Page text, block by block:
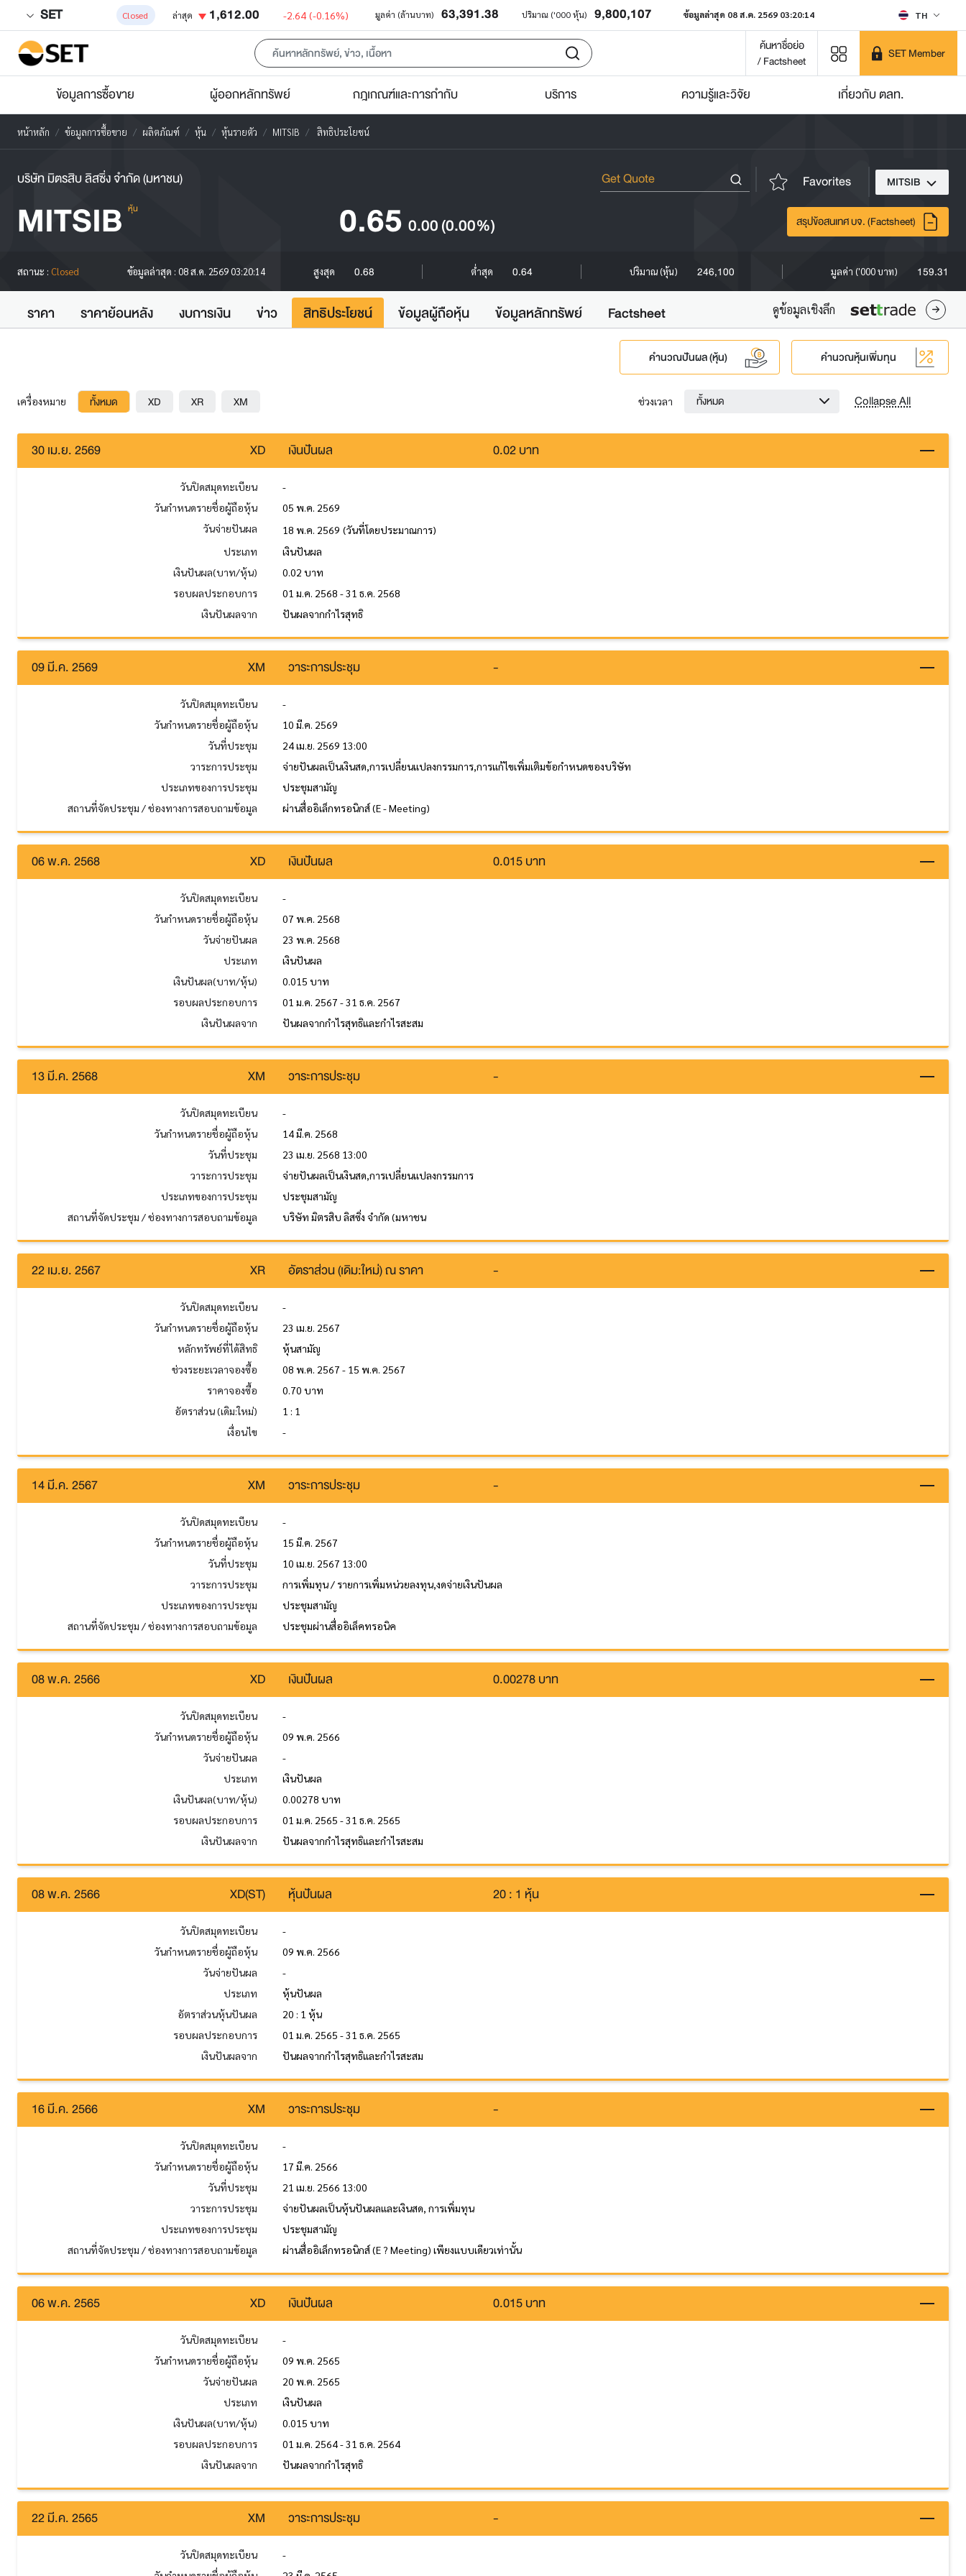
SET Closed ล่าสุด 1,612.00 -2.64 (-0.16%) มูลค่า (ล้านบาท) 63,391.38 ปริมาณ ('000 หุ้น) 9,800,107 ข้อมูลล่าสุด 08 ส.ค. 2569 03:20:14 TH
ค้นหาชื่อย่อ
/ Factsheet
SET Member
ข้อมูลการซื้อขาย ผู้ออกหลักทรัพย์ กฎเกณฑ์และการกำกับ บริการ ความรู้และวิจัย เกี่ยวกับ ตลท.
หน้าหลัก ข้อมูลการซื้อขาย ผลิตภัณฑ์ หุ้น หุ้นรายตัว MITSIB สิทธิประโยชน์
บริษัท มิตรสิบ ลิสซิ่ง จำกัด (มหาชน) Favorites MITSIB
MITSIB หุ้น 0.65 0.00(0.00%) สรุปข้อสนเทศ บจ. (Factsheet)
สถานะ : Closed ข้อมูลล่าสุด : 08 ส.ค. 2569 03:20:14 สูงสุด 0.68 ต่ำสุด 0.64 ปริมาณ (หุ้น) 246,100 มูลค่า ('000 บาท) 159.31
ราคา ราคาย้อนหลัง งบการเงิน ข่าว สิทธิประโยชน์ ข้อมูลผู้ถือหุ้น ข้อมูลหลักทรัพย์ Factsheet ดูข้อมูลเชิงลึก
คำนวณปันผล (หุ้น) คำนวณหุ้นเพิ่มทุน
เครื่องหมาย ทั้งหมด XD XR XM ช่วงเวลา ทั้งหมด Collapse All
30 เม.ย. 2569 XD เงินปันผล 0.02 บาท
วันปิดสมุดทะเบียน
-
วันกำหนดรายชื่อผู้ถือหุ้น
05 พ.ค. 2569
วันจ่ายปันผล
18 พ.ค. 2569 (วันที่โดยประมาณการ)
ประเภท
เงินปันผล
เงินปันผล(บาท/หุ้น)
0.02 บาท
รอบผลประกอบการ
01 ม.ค. 2568 - 31 ธ.ค. 2568
เงินปันผลจาก
ปันผลจากกำไรสุทธิ
09 มี.ค. 2569 XM วาระการประชุม -
วันปิดสมุดทะเบียน
-
วันกำหนดรายชื่อผู้ถือหุ้น
10 มี.ค. 2569
วันที่ประชุม
24 เม.ย. 2569 13:00
วาระการประชุม
จ่ายปันผลเป็นเงินสด,การเปลี่ยนแปลงกรรมการ,การแก้ไขเพิ่มเติมข้อกำหนดของบริษัท
ประเภทของการประชุม
ประชุมสามัญ
สถานที่จัดประชุม / ช่องทางการสอบถามข้อมูล
ผ่านสื่ออิเล็กทรอนิกส์ (E - Meeting)
06 พ.ค. 2568 XD เงินปันผล 0.015 บาท
วันปิดสมุดทะเบียน
-
วันกำหนดรายชื่อผู้ถือหุ้น
07 พ.ค. 2568
วันจ่ายปันผล
23 พ.ค. 2568
ประเภท
เงินปันผล
เงินปันผล(บาท/หุ้น)
0.015 บาท
รอบผลประกอบการ
01 ม.ค. 2567 - 31 ธ.ค. 2567
เงินปันผลจาก
ปันผลจากกำไรสุทธิและกำไรสะสม
13 มี.ค. 2568 XM วาระการประชุม -
วันปิดสมุดทะเบียน
-
วันกำหนดรายชื่อผู้ถือหุ้น
14 มี.ค. 2568
วันที่ประชุม
23 เม.ย. 2568 13:00
วาระการประชุม
จ่ายปันผลเป็นเงินสด,การเปลี่ยนแปลงกรรมการ
ประเภทของการประชุม
ประชุมสามัญ
สถานที่จัดประชุม / ช่องทางการสอบถามข้อมูล
บริษัท มิตรสิบ ลิสซิ่ง จำกัด (มหาชน
22 เม.ย. 2567 XR อัตราส่วน (เดิม:ใหม่) ณ ราคา -
วันปิดสมุดทะเบียน
-
วันกำหนดรายชื่อผู้ถือหุ้น
23 เม.ย. 2567
หลักทรัพย์ที่ได้สิทธิ
หุ้นสามัญ
ช่วงระยะเวลาจองซื้อ
08 พ.ค. 2567 - 15 พ.ค. 2567
ราคาจองซื้อ
0.70 บาท
อัตราส่วน (เดิม:ใหม่)
1 : 1
เงื่อนไข
-
14 มี.ค. 2567 XM วาระการประชุม -
วันปิดสมุดทะเบียน
-
วันกำหนดรายชื่อผู้ถือหุ้น
15 มี.ค. 2567
วันที่ประชุม
10 เม.ย. 2567 13:00
วาระการประชุม
การเพิ่มทุน / รายการเพิ่มหน่วยลงทุน,งดจ่ายเงินปันผล
ประเภทของการประชุม
ประชุมสามัญ
สถานที่จัดประชุม / ช่องทางการสอบถามข้อมูล
ประชุมผ่านสื่ออิเล็คทรอนิค
08 พ.ค. 2566 XD เงินปันผล 0.00278 บาท
วันปิดสมุดทะเบียน
-
วันกำหนดรายชื่อผู้ถือหุ้น
09 พ.ค. 2566
วันจ่ายปันผล
-
ประเภท
เงินปันผล
เงินปันผล(บาท/หุ้น)
0.00278 บาท
รอบผลประกอบการ
01 ม.ค. 2565 - 31 ธ.ค. 2565
เงินปันผลจาก
ปันผลจากกำไรสุทธิและกำไรสะสม
08 พ.ค. 2566 XD(ST) หุ้นปันผล 20 : 1 หุ้น
วันปิดสมุดทะเบียน
-
วันกำหนดรายชื่อผู้ถือหุ้น
09 พ.ค. 2566
วันจ่ายปันผล
-
ประเภท
หุ้นปันผล
อัตราส่วนหุ้นปันผล
20 : 1 หุ้น
รอบผลประกอบการ
01 ม.ค. 2565 - 31 ธ.ค. 2565
เงินปันผลจาก
ปันผลจากกำไรสุทธิและกำไรสะสม
16 มี.ค. 2566 XM วาระการประชุม -
วันปิดสมุดทะเบียน
-
วันกำหนดรายชื่อผู้ถือหุ้น
17 มี.ค. 2566
วันที่ประชุม
21 เม.ย. 2566 13:00
วาระการประชุม
จ่ายปันผลเป็นหุ้นปันผลและเงินสด, การเพิ่มทุน
ประเภทของการประชุม
ประชุมสามัญ
สถานที่จัดประชุม / ช่องทางการสอบถามข้อมูล
ผ่านสื่ออิเล็กทรอนิกส์ (E ? Meeting) เพียงแบบเดียวเท่านั้น
06 พ.ค. 2565 XD เงินปันผล 0.015 บาท
วันปิดสมุดทะเบียน
-
วันกำหนดรายชื่อผู้ถือหุ้น
09 พ.ค. 2565
วันจ่ายปันผล
20 พ.ค. 2565
ประเภท
เงินปันผล
เงินปันผล(บาท/หุ้น)
0.015 บาท
รอบผลประกอบการ
01 ม.ค. 2564 - 31 ธ.ค. 2564
เงินปันผลจาก
ปันผลจากกำไรสุทธิ
22 มี.ค. 2565 XM วาระการประชุม -
วันปิดสมุดทะเบียน
-